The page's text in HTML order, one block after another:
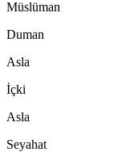
Müslüman
Duman
Asla
İçki
Asla
Seyahat